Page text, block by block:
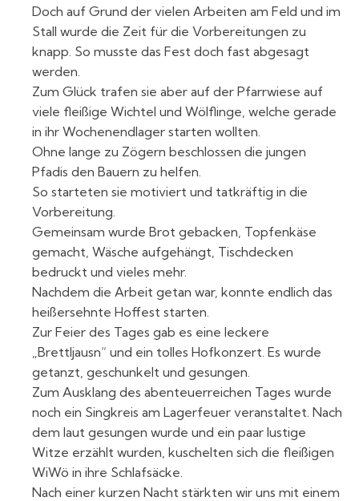
Doch auf Grund der vielen Arbeiten am Feld und im
Stall wurde die Zeit für die Vorbereitungen zu
knapp. So musste das Fest doch fast abgesagt
werden.
Zum Glück trafen sie aber auf der Pfarrwiese auf
viele fleißige Wichtel und Wölflinge, welche gerade
in ihr Wochenendlager starten wollten.
Ohne lange zu Zögern beschlossen die jungen
Pfadis den Bauern zu helfen.
So starteten sie motiviert und tatkräftig in die
Vorbereitung.
Gemeinsam wurde Brot gebacken, Topfenkäse
gemacht, Wäsche aufgehängt, Tischdecken
bedruckt und vieles mehr.
Nachdem die Arbeit getan war, konnte endlich das
heißersehnte Hoffest starten.
Zur Feier des Tages gab es eine leckere
„Brettljausn“ und ein tolles Hofkonzert. Es wurde
getanzt, geschunkelt und gesungen.
Zum Ausklang des abenteuerreichen Tages wurde
noch ein Singkreis am Lagerfeuer veranstaltet. Nach
dem laut gesungen wurde und ein paar lustige
Witze erzählt wurden, kuschelten sich die fleißigen
WiWö in ihre Schlafsäcke.
Nach einer kurzen Nacht stärkten wir uns mit einem